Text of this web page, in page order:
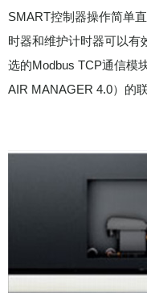
SMART控制器操作简单
时器和维护计时器可以有
选的Modbus TCP通信模
AIR MANAGER 4.0）的联